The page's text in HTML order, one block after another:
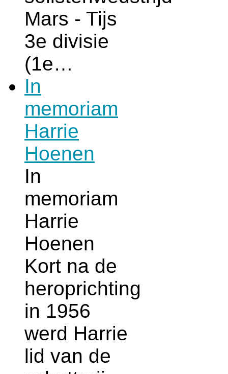
Mars - Tijs
3e divisie
(1e…
In
memoriam
Harrie
Hoenen
In
memoriam
Harrie
Hoenen
Kort na de
heroprichting
in 1956
werd Harrie
lid van de